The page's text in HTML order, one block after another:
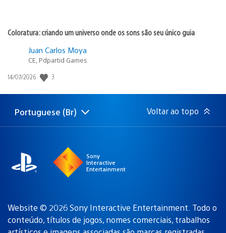
Coloratura: criando um universo onde os sons são seu único guia
Juan Carlos Moya
CE, Pdpartid Games
Data
publicação:
14/07/2026 3
Selecione
uma
Região
atual:
Portuguese (Br) Voltar ao topo
Sony
Interactive
Entertainment
Website © 2026 Sony Interactive Entertainment. Todo o
conteúdo, títulos de jogos, nomes comerciais, trabalhos